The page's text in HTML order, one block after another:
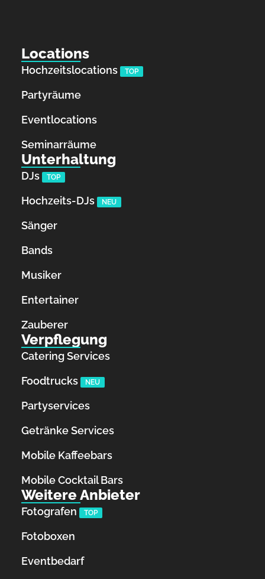
Locations
Hochzeitslocations TOP
Partyräume
Eventlocations
Seminarräume
Unterhaltung
DJs TOP
Hochzeits-DJs NEU
Sänger
Bands
Musiker
Entertainer
Zauberer
Verpflegung
Catering Services
Foodtrucks
NEU
Partyservices
Getränke Services
Mobile Kaffeebars
Mobile Cocktail Bars
Weitere Anbieter
Fotografen TOP
Fotoboxen
Eventbedarf